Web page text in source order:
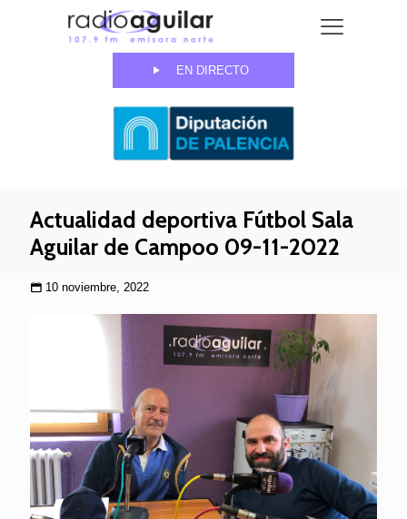
EN DIRECTO
Actualidad deportiva Fútbol Sala
Aguilar de Campoo 09-11-2022
10 noviembre, 2022